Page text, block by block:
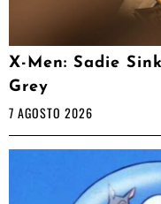
X-Men: Sadie
Grey
7 AGOSTO 2026